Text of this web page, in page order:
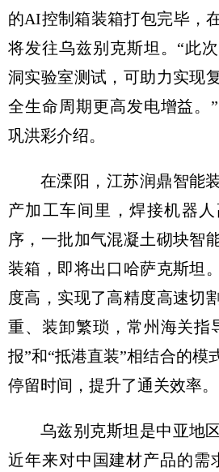
的AI控制箱装箱打包完毕，
将发往乌兹别克斯坦。“此
洞实验室测试，可助力实现
全生命周期更高发电增益。
巩洪彩介绍。
在溧阳，江苏润鼎智能
产加工车间里，焊接机器
序，一批加气混凝土砌块智
装箱，即将出口哈萨克斯坦
度高，实现了高精度高速切
重、装卸繁琐，常州海关指
报”和“抵港直装”相结合的模
停留时间，提升了通关效率。
乌兹别克斯坦是中亚地
近年来对中国建材产品的需